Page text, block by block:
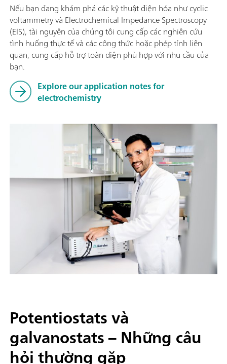
Nếu bạn đang khám phá các kỹ thuật điện hóa như cyclic
voltammetry và Electrochemical Impedance Spectroscopy
(EIS), tài nguyên của chúng tôi cung cấp các nghiên cứu
tình huống thực tế và các công thức hoặc phép tính liên
quan, cung cấp hỗ trợ toàn diện phù hợp với nhu cầu của
bạn.
Explore our application notes for
electrochemistry
Potentiostats và
galvanostats – Những câu
hỏi thường gặp